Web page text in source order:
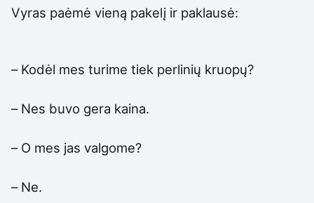
Vyras paėmė vieną pakelį ir paklausė:
– Kodėl mes turime tiek perlinių kruopų?
– Nes buvo gera kaina.
– O mes jas valgome?
– Ne.